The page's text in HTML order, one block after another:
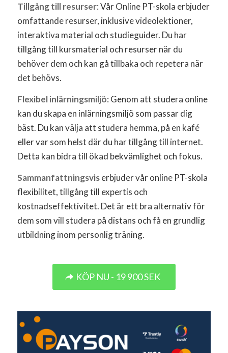
Tillgång till resurser: Vår Online PT-skola erbjuder
omfattande resurser, inklusive videolektioner,
interaktiva material och studieguider. Du har
tillgång till kursmaterial och resurser när du
behöver dem och kan gå tillbaka och repetera när
det behövs.
Flexibel inlärningsmiljö: Genom att studera online
kan du skapa en inlärningsmiljö som passar dig
bäst. Du kan välja att studera hemma, på en kafé
eller var som helst där du har tillgång till internet.
Detta kan bidra till ökad bekvämlighet och fokus.
Sammanfattningsviserbjuder vår online PT-skola
flexibilitet, tillgång till expertis och
kostnadseffektivitet. Det är ett bra alternativ för
dem som vill studera på distans och få en grundlig
utbildning inom personlig träning.
KÖP NU - 19 900 SEK